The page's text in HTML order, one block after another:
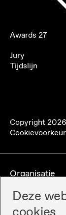
Awards 27
Jury
Tijdslijn
Copyright2026
Organisatie
Deze